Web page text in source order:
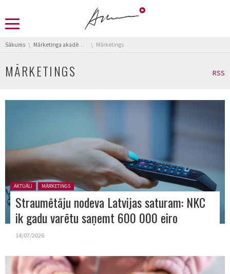
You are here:
Sākums Mārketinga akadēmija Mārketings
MĀRKETINGS RSS
Posted in:
AKTUĀLI MĀRKETINGS
Straumētāju nodeva Latvijas saturam: NKC
ik gadu varētu saņemt 600 000 eiro
14/07/2026